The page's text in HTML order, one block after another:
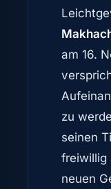
am 16.
zu
seinen
freiwillig
neuen